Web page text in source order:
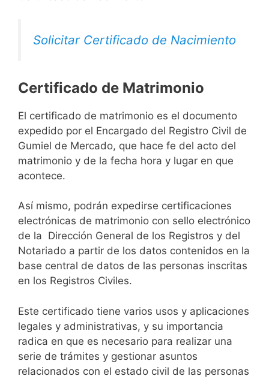
Solicitar Certificado de Nacimiento
Certificado de Matrimonio
El certificado de matrimonio es el documento
expedido por el Encargado del Registro Civil de
Gumiel de Mercado, que hace fe del acto del
matrimonio y de la fecha hora y lugar en que
acontece.
Así mismo, podrán expedirse certificaciones
electrónicas de matrimonio con sello electrónico
de la Dirección General de los Registros y del
Notariado a partir de los datos contenidos en la
base central de datos de las personas inscritas
en los Registros Civiles.
Este certificado tiene varios usos y aplicaciones
legales y administrativas, y su importancia
radica en que es necesario para realizar una
serie de trámites y gestionar asuntos
relacionados con el estado civil de las personas